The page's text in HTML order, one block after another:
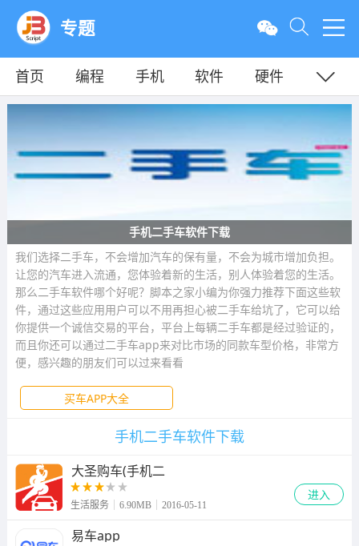
专题
首页 编程 手机 软件
硬件
教程
平面 服务器
手机二手车软件下载
我们选择二手车，不会增加汽车的保有量，不会为城市增加负担。
让您的汽车进入流通，您体验着新的生活，别人体验着您的生活。
那么二手车软件哪个好呢？脚本之家小编为你强力推荐下面这些软
件，通过这些应用用户可以不用再担心被二手车给坑了，它可以给
你提供一个诚信交易的平台，平台上每辆二手车都是经过验证的，
而且你还可以通过二手车app来对比市场的同款车型价格，非常方
便，感兴趣的朋友们可以过来看看
买车APP大全
手机二手车软件下载
大圣购车(手机二
生活服务 6.90MB 2016-05-11
进入
易车app